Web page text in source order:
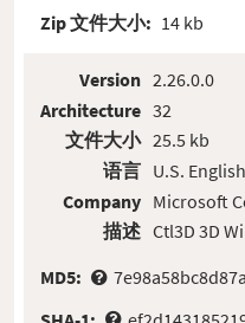
Zip 文件大小: 14 kb
Version
Architecture
文件大小
语言
Company
描述
2.26.0.0
32
25.5 kb
U.S. English
Microsoft
Ctl3D 3D
MD5: